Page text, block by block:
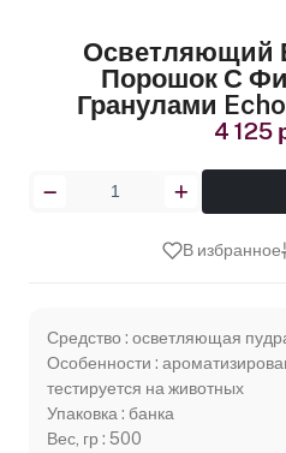
Осветляющий
Порошок С
Гранулами
4 125
В избранное
Средство : осветляющая
Особенности :
тестируется на животных
Упаковка : банка
Вес, гр : 500